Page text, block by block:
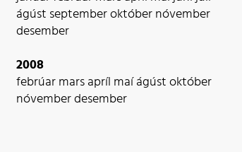
ágúst septemberoktóbernóvember
desember
2008
febrúarmarsapríl maíágústoktóber
nóvemberdesember